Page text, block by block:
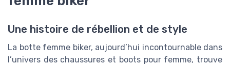
Une histoire de rébellion et de style
La botte femme biker, aujourd’hui incontournable dans
l’univers des chaussures et boots pour femme, trouve